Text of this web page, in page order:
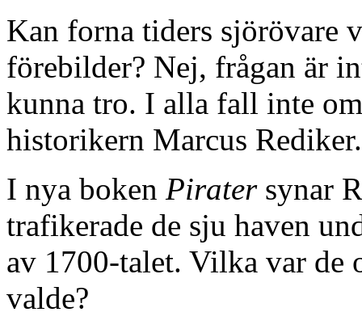
Kan forna tiders sjörövare
förebilder? Nej, frågan är
kunna tro. I alla fall inte
historikern Marcus Rediker.
I nya boken Piratersynar
trafikerade de sju haven
av 1700-talet. Vilka var de
valde?